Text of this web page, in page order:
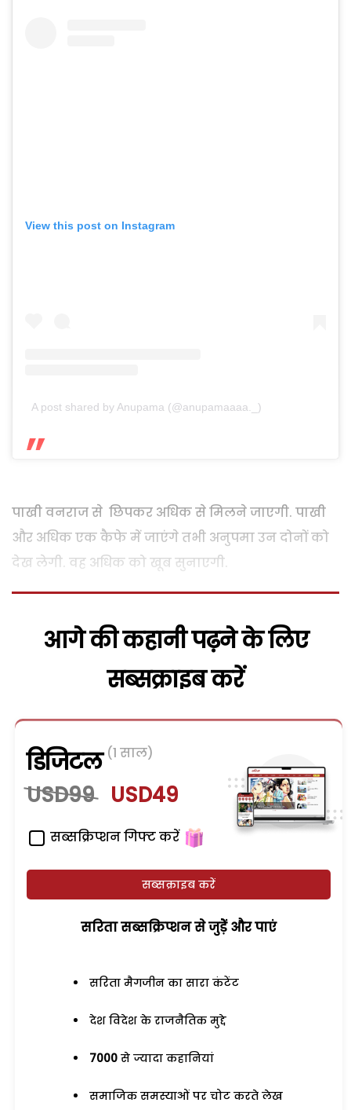
View this post on Instagram
A post shared by Anupama (@anupamaaaa._)
पाखी वनराज से छिपकर अधिक से मिलने जाएगी. पाखी
और अधिक एक कैफे में जाएंगे तभी अनुपमा उन दोनों को
देख लेगी. वह अधिक को खूब सुनाएगी.
आगे की कहानी पढ़ने के लिए
सब्सक्राइब करें
डिजिटल (1 साल)
USD99 USD49
सब्सक्रिप्शन गिफ्ट करें
सब्सक्राइब करें
सरिता सब्सक्रिप्शन से जुड़ेें और पाएं
सरिता मैगजीन का सारा कंटेंट
देश विदेश के राजनैतिक मुद्दे
7000 से ज्यादा कहानियां
समाजिक समस्याओं पर चोट करते लेख